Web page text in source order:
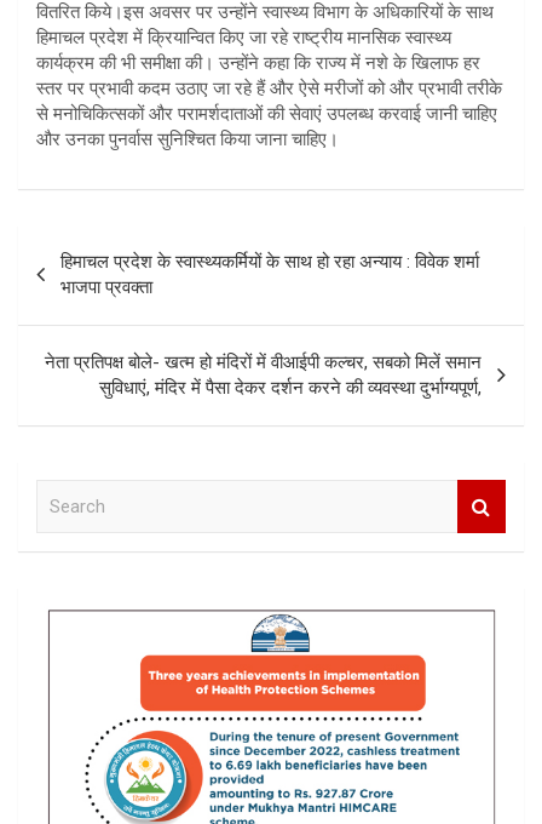
वितरित किये।इस अवसर पर उन्होंने स्वास्थ्य विभाग के अधिकारियों के साथ
हिमाचल प्रदेश में क्रियान्वित किए जा रहे राष्ट्रीय मानसिक स्वास्थ्य
कार्यक्रम की भी समीक्षा की। उन्होंने कहा कि राज्य में नशे के खिलाफ हर
स्तर पर प्रभावी कदम उठाए जा रहे हैं और ऐसे मरीजों को और प्रभावी तरीके
से मनोचिकित्सकों और परामर्शदाताओं की सेवाएं उपलब्ध करवाई जानी चाहिए
और उनका पुनर्वास सुनिश्चित किया जाना चाहिए।
Post
navigation
हिमाचल प्रदेश के स्वास्थ्यकर्मियों के साथ हो रहा अन्याय : विवेक शर्मा
भाजपा प्रवक्ता
नेता प्रतिपक्ष बोले- खत्म हो मंदिरों में वीआईपी कल्चर, सबको मिलें समान
सुविधाएं, मंदिर में पैसा देकर दर्शन करने की व्यवस्था दुर्भाग्यपूर्ण,